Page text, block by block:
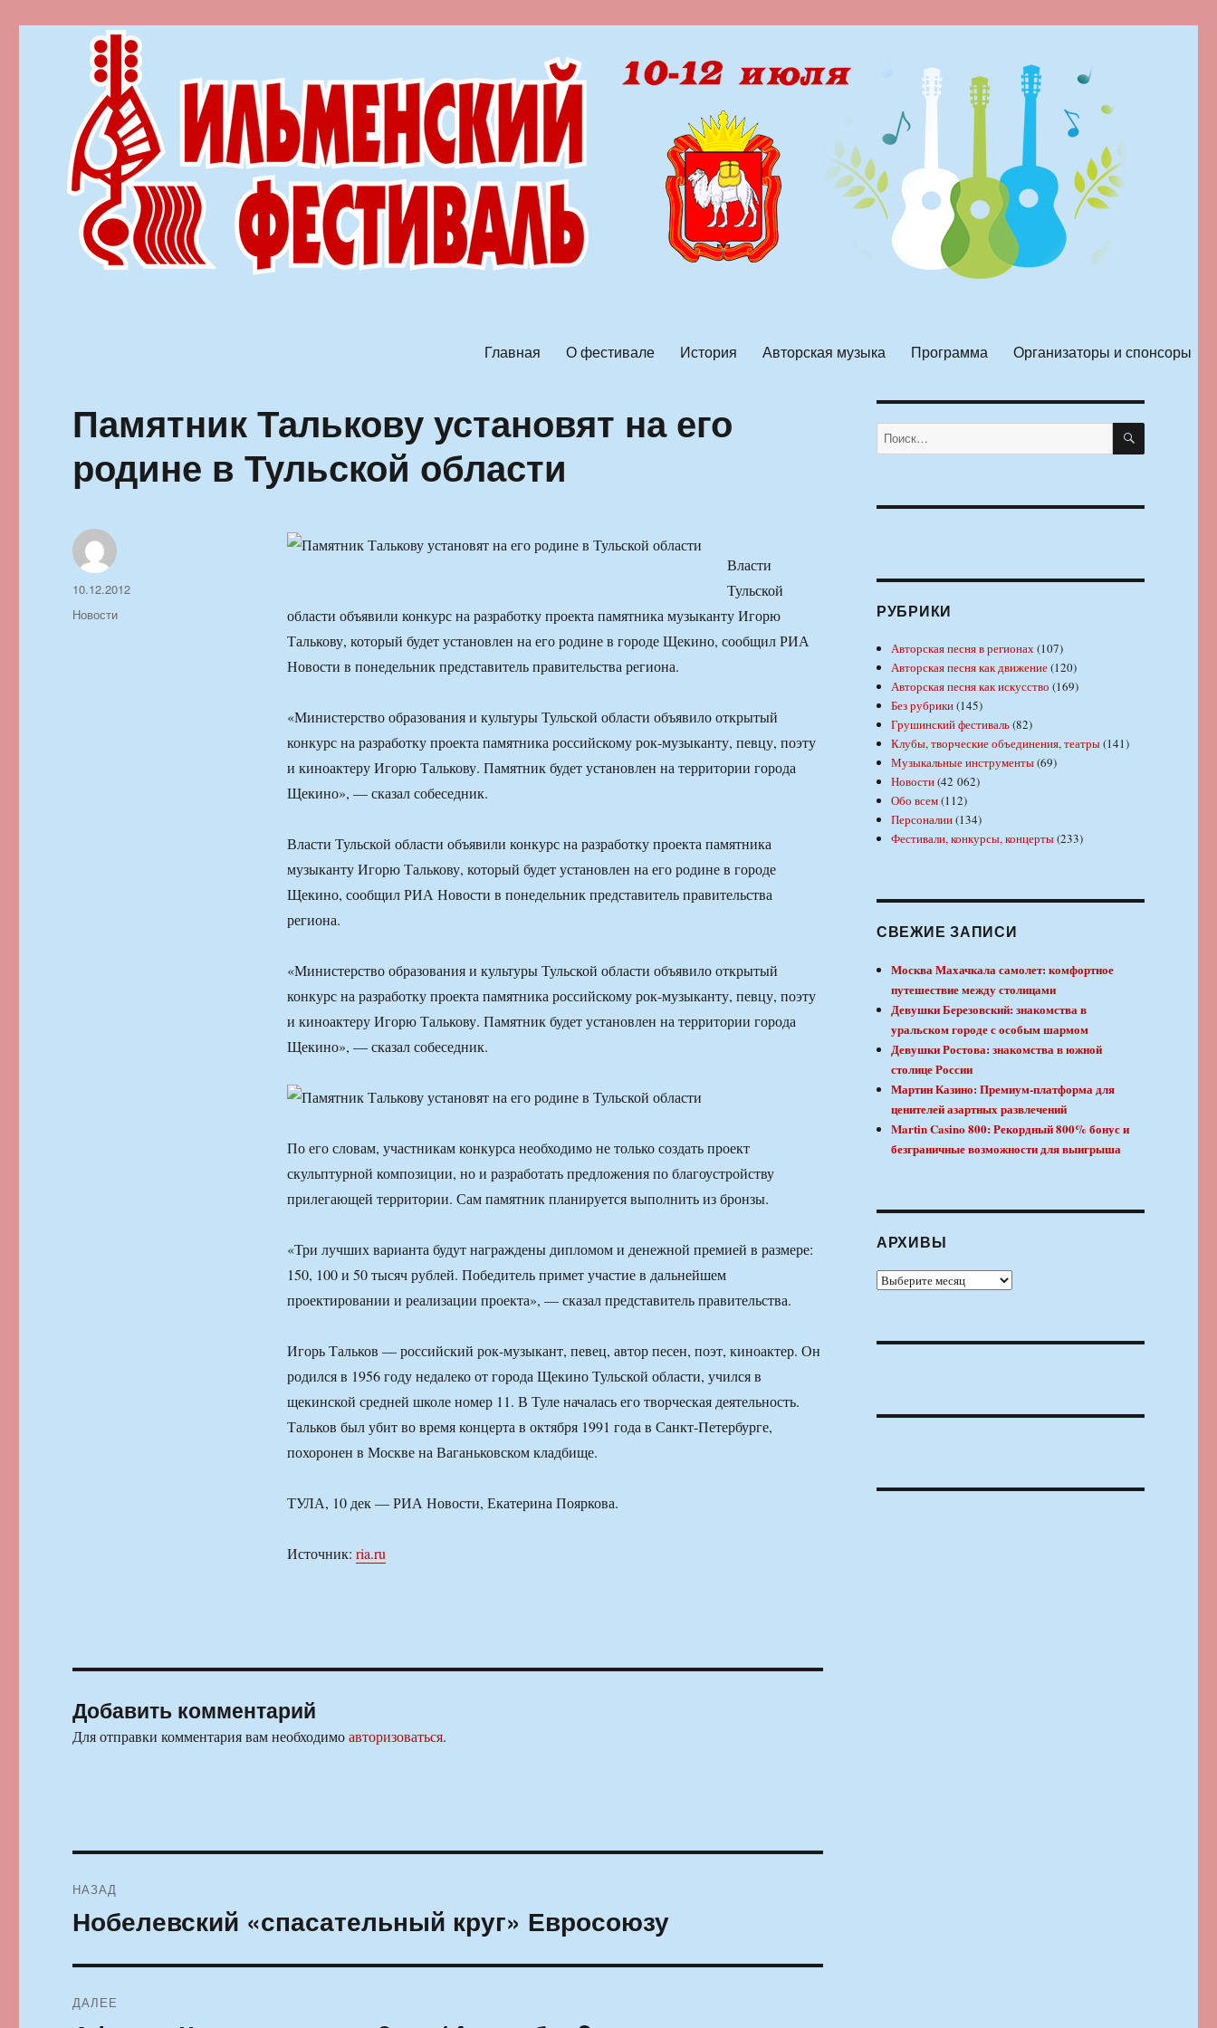
Главная О фестивале История Авторская музыка Программа Организаторы и спонсоры
Памятник Талькову установят на его
родине в Тульской области
Власти
Тульской
области объявили конкурс на разработку проекта памятника музыканту Игорю
Талькову, который будет установлен на его родине в городе Щекино, сообщил РИА
Новости в понедельник представитель правительства региона.
«Министерство образования и культуры Тульской области объявило открытый
конкурс на разработку проекта памятника российскому рок-музыканту, певцу, поэту
и киноактеру Игорю Талькову. Памятник будет установлен на территории города
Щекино», — сказал собеседник.
Власти Тульской области объявили конкурс на разработку проекта памятника
музыканту Игорю Талькову, который будет установлен на его родине в городе
Щекино, сообщил РИА Новости в понедельник представитель правительства
региона.
«Министерство образования и культуры Тульской области объявило открытый
конкурс на разработку проекта памятника российскому рок-музыканту, певцу, поэту
и киноактеру Игорю Талькову. Памятник будет установлен на территории города
Щекино», — сказал собеседник.
По его словам, участникам конкурса необходимо не только создать проект
скульптурной композиции, но и разработать предложения по благоустройству
прилегающей территории. Сам памятник планируется выполнить из бронзы.
«Три лучших варианта будут награждены дипломом и денежной премией в размере:
150, 100 и 50 тысяч рублей. Победитель примет участие в дальнейшем
проектировании и реализации проекта», — сказал представитель правительства.
Игорь Тальков — российский рок-музыкант, певец, автор песен, поэт, киноактер. Он
родился в 1956 году недалеко от города Щекино Тульской области, учился в
щекинской средней школе номер 11. В Туле началась его творческая деятельность.
Тальков был убит во время концерта в октября 1991 года в Санкт-Петербурге,
похоронен в Москве на Ваганьковском кладбище.
ТУЛА, 10 дек — РИА Новости, Екатерина Пояркова.
Источник: ria.ru
Автор
Опубликовано
10.12.2012
Рубрики
Новости
Добавить комментарий
Для отправки комментария вам необходимоавторизоваться.
по
НАЗАД
Предыдущая
Нобелевский «спасательный круг» Евросоюзу
ДАЛЕЕ
Искать: ПОИСК
РУБРИКИ
Авторская песня в регионах(107)
Авторская песня как движение(120)
Авторская песня как искусство (169)
Без рубрики(145)
Грушинский фестиваль(82)
Клубы, творческие объединения, театры(141)
Музыкальные инструменты(69)
Новости(42 062)
Обо всем(112)
Персоналии(134)
Фестивали, конкурсы, концерты(233)
СВЕЖИЕ ЗАПИСИ
Москва Махачкала самолет: комфортное
путешествие между столицами
Девушки Березовский: знакомства в
уральском городе с особым шармом
Девушки Ростова: знакомства в южной
столице России
Мартин Казино: Премиум-платформа для
ценителей азартных развлечений
Martin Casino 800: Рекордный 800% бонус и
безграничные возможности для выигрыша
АРХИВЫ
Архивы